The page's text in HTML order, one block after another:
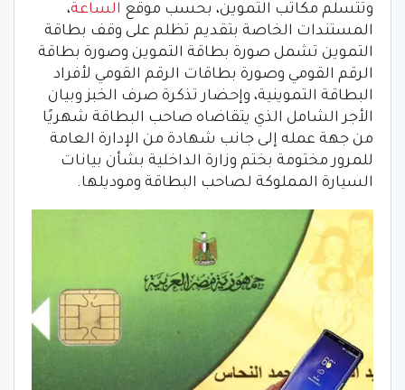
وتتسلم مكاتب التموين، بحسب موقع الساعة،
المستندات الخاصة بتقديم تظلم على وقف بطاقة
التموين تشمل صورة بطاقة التموين وصورة بطاقة
الرقم القومي وصورة بطاقات الرقم القومي لأفراد
البطاقة التموينية، وإحضار تذكرة صرف الخبز وبيان
الأجر الشامل الذي يتقاضاه صاحب البطاقة شهريًا
من جهة عمله إلى جانب شهادة من الإدارة العامة
للمرور مختومة بختم وزارة الداخلية بشأن بيانات
السيارة المملوكة لصاحب البطاقة وموديلها.